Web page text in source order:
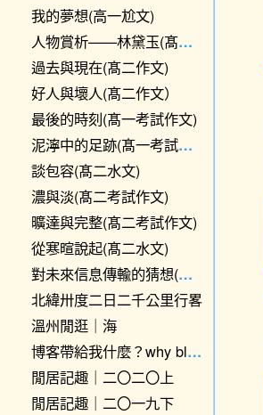
我的夢想(高一尬文)
人物賞析——林黛玉(髙二水文)
過去與現在(髙二作文)
好人與壞人(髙二作文）
最後的時刻(髙一考試作文)
泥濘中的足跡(髙一考試作文)
談包容(髙二水文)
濃與淡(髙二考試作文)
曠達與完整(髙二考試作文)
從寒暄說起(髙二水文)
對未來信息傳輸的猜想(初三)
北緯卅度二日二千公里行畧
溫州閒逛｜海
博客帶給我什麼？why blogging?
閒居記趣｜二〇二〇上
閒居記趣｜二〇一九下